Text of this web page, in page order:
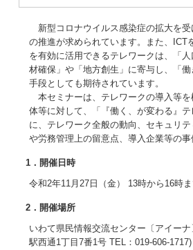
新型コロナウイルス感染症の拡大を受
の推進が求められています。また、ICT
を有効に活用できるテレワークは、「
材確保」や「地方創生」に寄与し、「
手段としても期待されています。
本セミナーは、テレワークの導入等を
体等に対して、「『働く、が変わる』
に、テレワーク全般の動向、セキュリ
や労務管理上の留意点、導入企業等の事
1．開催日時
令和2年11月27日（金） 13時から16時ま
2．開催場所
いわて県民情報交流センター〔アイー
駅西通1丁目7番1号 TEL：019-606-1717)